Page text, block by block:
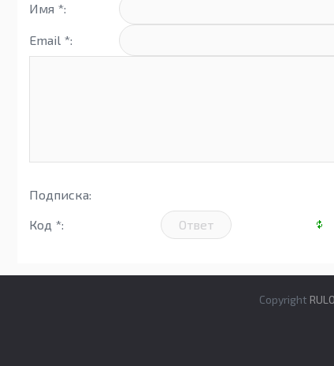
Имя *:
Email *:
Подписка:
Код *:
Copyright